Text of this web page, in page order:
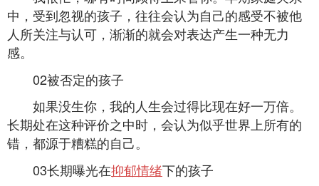
中，受到忽视的孩子，往往会认为自己的感受不被他
人所关注与认可，渐渐的就会对表达产生一种无力
感。
02被否定的孩子
如果没生你，我的人生会过得比现在好一万倍。
长期处在这种评价之中时，会认为似乎世界上所有的
错，都源于糟糕的自己。
03长期曝光在抑郁情绪下的孩子